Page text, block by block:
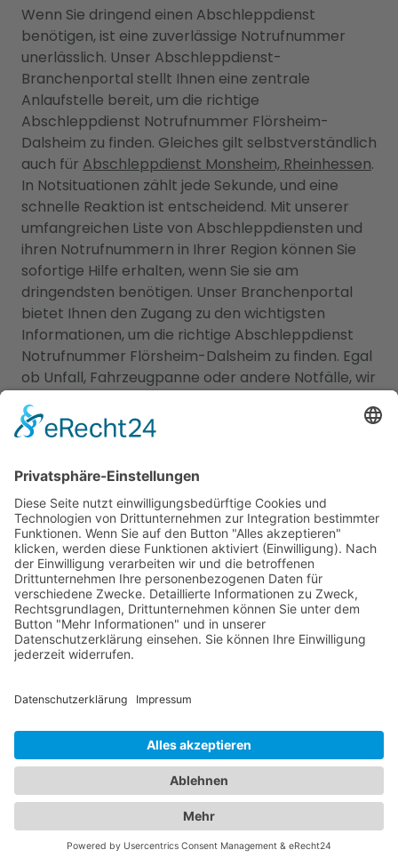
Wenn Sie dringend einen Abschleppdienst
benötigen, ist eine zuverlässige Notrufnummer
unerlässlich. Unser Abschleppdienst-
Branchenportal stellt Ihnen eine zentrale
Anlaufstelle bereit, um die richtige
Abschleppdienst Notrufnummer Flörsheim-
Dalsheim zu finden. Gleiches gilt selbstverständlich
auch für Abschleppdienst Monsheim, Rheinhessen.
In Notsituationen zählt jede Sekunde, und eine
schnelle Reaktion ist entscheidend. Mit unserer
umfangreichen Liste von Abschleppdiensten und
ihren Notrufnummern in Ihrer Region können Sie
sofortige Hilfe erhalten, wenn Sie sie am
dringendsten benötigen. Unser Branchenportal
bietet Ihnen den Zugang zu den wichtigsten
Informationen, um die richtige Abschleppdienst
Notrufnummer Flörsheim-Dalsheim zu finden. Egal
ob Unfall, Fahrzeugpanne oder andere Notfälle, wir
um schnellstmöglich Hilfe zu erhalten. Vertrauen
Sie auf unsere sorgfältig kuratierte Liste von
in Notfällen schnell reagieren zu können. Unser
Abschleppdienst-Branchenportal steht Ihnen zur
Seite, um Ihnen in schwierigen Situationen
Unterstützung zu bieten. Notieren Sie sich jetzt die
Abschleppdienst Notrufnummer Flörsheim-
Dalsheim aus unserem Branchenportal und seien
Sie vorbereitet, falls ein Abschleppdienst dringend
benötigt wird. Ihre Sicherheit und Zufriedenheit
haben für uns höchste Priorität.
Alles unter einem Dach:
Abschleppdiensten und Hotels
in einem Branchenportal
Unser umfangreiches Branchenportal bietet Ihnen
nicht nur alle Informationen zu zuverlässigen
Abschleppdiensten, sondern auch eine Vielzahl an